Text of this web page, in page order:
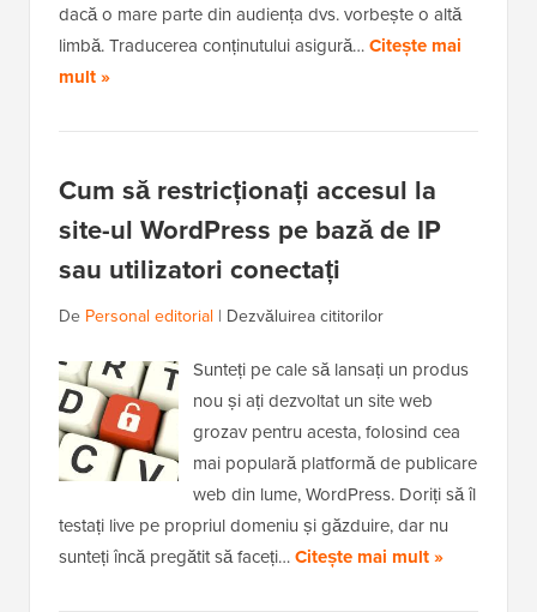
dacă o mare parte din audiența dvs. vorbește o altă
limbă. Traducerea conținutului asigură…Citește mai
mult »
Cum să restricționați accesul la
site-ul WordPress pe bază de IP
sau utilizatori conectați
De Personal editorial | Dezvăluirea cititorilor
Sunteți pe cale să lansați un produs
nou și ați dezvoltat un site web
grozav pentru acesta, folosind cea
mai populară platformă de publicare
web din lume, WordPress. Doriți să îl
testați live pe propriul domeniu și găzduire, dar nu
sunteți încă pregătit să faceți…Citește mai mult »